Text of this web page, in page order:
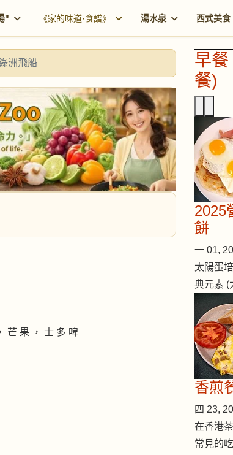
" 《家的味道·食譜》 湯水泉 西式美食
洲飛船
芒 果 ， 士 多 啤
早
餐)
2025
餅
一 01,
太陽蛋
典元素
香煎
四 23,
在香港
常見的